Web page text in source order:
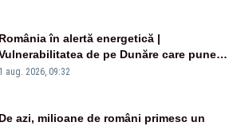
România în alertă energetică |
de pe Dunăre care pune
în pericol Centrala Cernavodă era
1 aug. 2026, 09:32
De azi, milioane de români primesc un